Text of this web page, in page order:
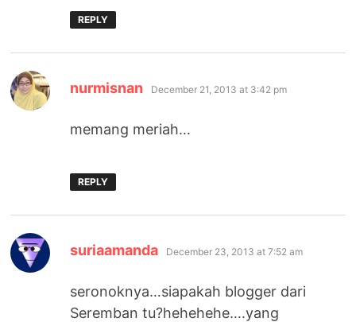
REPLY
nurmisnan says:
December 21, 2013 at 3:42 pm
memang meriah…
REPLY
suriaamanda says:
December 23, 2013 at 7:52 am
seronoknya…siapakah blogger dari
Seremban tu?hehehehe….yang